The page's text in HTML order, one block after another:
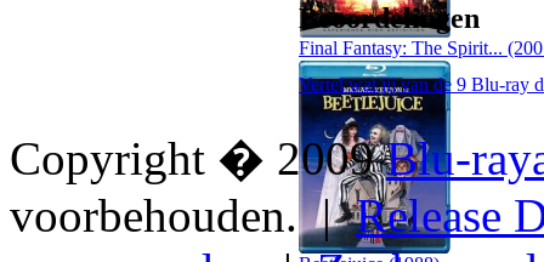
Final Fantasy: The Spirit...
Beoordelingen
Vertel wat jij van de 9 Blu-ray
Copyright � 2009Blu-
voorbehouden. |Release